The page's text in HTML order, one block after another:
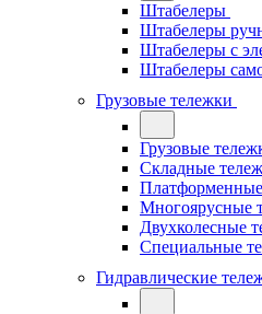
Штабелеры
Штабелеры
Штабелеры с
Штабелеры
Грузовые тележки
Грузовые
Складные
Многоярусные
Двухколесные
Специальные
Гидравлические